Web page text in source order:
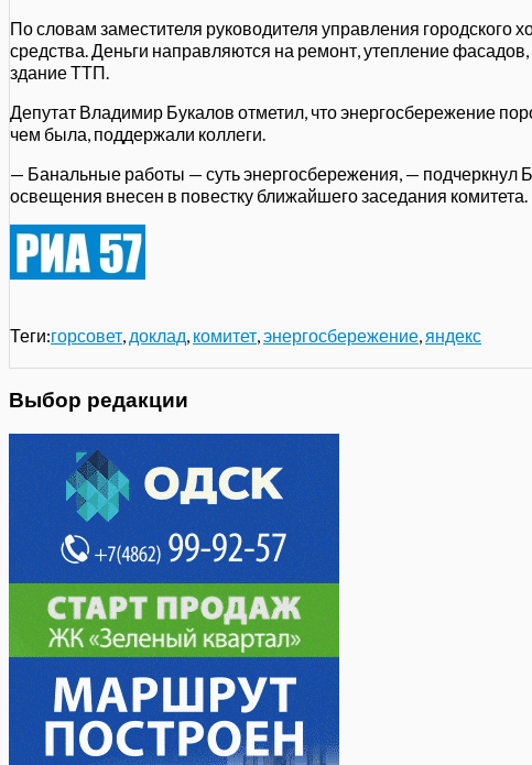
По словам заместителя руководителя управления городского
средства. Деньги направляются на ремонт, утепление
здание ТТП.
Депутат Владимир Букалов отметил, что энергосбережение
чем была, поддержали коллеги.
— Банальные работы — суть энергосбережения, — подчеркнул
освещения внесен в повестку ближайшего заседания комитета.
Теги:горсовет доклад комитет энергосбережение яндекс
Выбор редакции